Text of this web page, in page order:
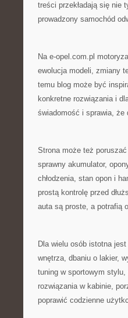
treści przekładają się nie
prowadzony samochód
Na e-opel.com.pl
ewolucja modeli, zmiany
temu blog może być
konkretne rozwiązania i
świadomość i sprawia,
Strona może też
sprawny akumulator,
chłodzenia, stan opon i
prostą kontrolę przed
auta są proste, a potrafią
Dla wielu osób istotna
wnętrza, dbaniu o lakier,
tuning w sportowym
rozwiązania w kabinie,
poprawić codzienne